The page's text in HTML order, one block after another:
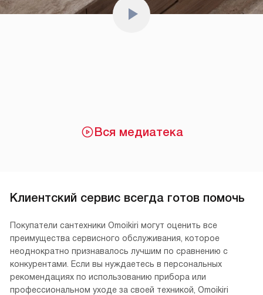
Вся медиатека
Клиентский сервис всегда готов помочь
Покупатели сантехники Omoikiri могут оценить все
преимущества сервисного обслуживания, которое
неоднократно признавалось лучшим по сравнению с
конкурентами. Если вы нуждаетесь в персональных
рекомендациях по использованию прибора или
профессиональном уходе за своей техникой, Omoikiri